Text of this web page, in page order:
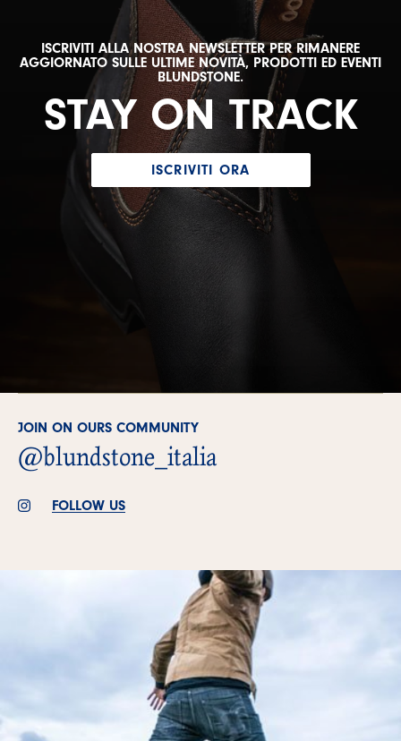
ISCRIVITI ALLA NOSTRA NEWSLETTER PER RIMANERE
AGGIORNATO SULLE ULTIME NOVITÀ, PRODOTTI ED EVENTI
BLUNDSTONE.
STAY ON TRACK
ISCRIVITI ORA
JOIN ON OURS COMMUNITY
@blundstone_italia
FOLLOW US